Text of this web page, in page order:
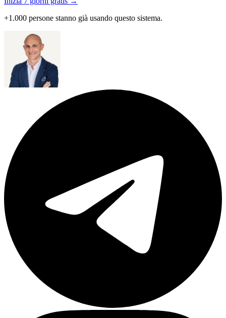
+1.000 persone stanno già usando questo sistema.